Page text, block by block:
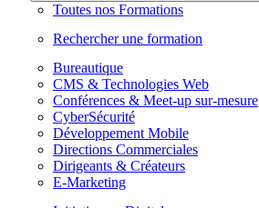
Toutes nos Formations
Rechercher une formation
Bureautique
CMS & Technologies Web
Conférences & Meet-up sur-mesure
CyberSécurité
Développement Mobile
Directions Commerciales
Dirigeants & Créateurs
E-Marketing